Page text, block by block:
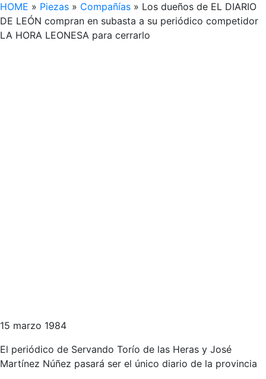
HOME » Piezas » Compañías » Los dueños de EL DIARIO
DE LEÓN compran en subasta a su periódico competidor
LA HORA LEONESA para cerrarlo
15 marzo 1984
El periódico de Servando Torío de las Heras y José
Martínez Núñez pasará ser el único diario de la provincia